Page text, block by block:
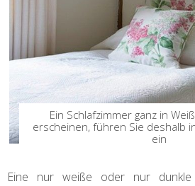
Ein Schlafzimmer ganz in
erscheinen, führen Sie deshalb
ein
Eine nur weiße oder nur